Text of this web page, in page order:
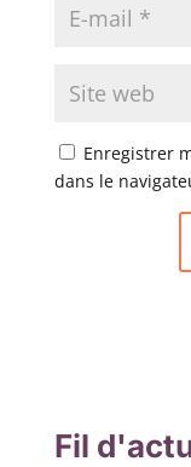
Enregistrer
dans le
Fil